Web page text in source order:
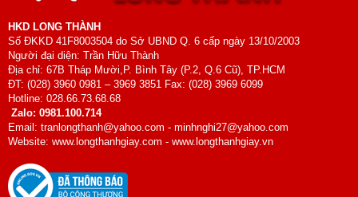
HKD LONG THÀNH
Số ĐKKD 41F8003504 do Sở UBND Q. 6 cấp ngày 13/10/2003
Người đại diện: Trần Hữu Thành
Địa chỉ: 67B Tháp Mười,P. Bình Tây (P.2, Q.6 Cũ), TP.HCM
ĐT: (028) 3960 0981 – 3969 3851 Fax: (028) 3969 6099
Hotline: 028.66.73.68.68
Zalo: 0981.100.714
Email: tranlongthanh@yahoo.com - minhnghi27@yahoo.com
Website: www.longthanhgiay.com - www.longthanhgiay.vn